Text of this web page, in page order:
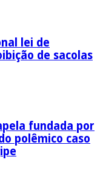
lei de
de sacolas
fundada por
polêmico caso